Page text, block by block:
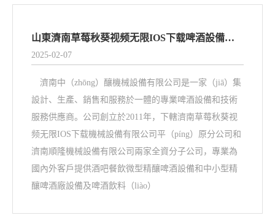
山東濟南草莓秋葵视频无限IOS下载啤酒設備公（gōng）司——全球精釀與工業啤酒智能釀造領航者
2025-02-07
濟南中（zhōng）釀機械設備有限公司是一家（jiā）集
設計、生產、銷售和服務於一體的專業啤酒設備和技術
服務供應商。公司創立於2011年，下轄濟南草莓秋葵视
频无限IOS下载機械設備有限公司平（píng）原分公司和
濟南順隆機械設備有限公司兩家全資分子公司，專業為
國內外客戶提供酒吧餐飲微型精釀啤酒設備和中小型精
釀啤酒廠設備及啤酒飲料（liào）